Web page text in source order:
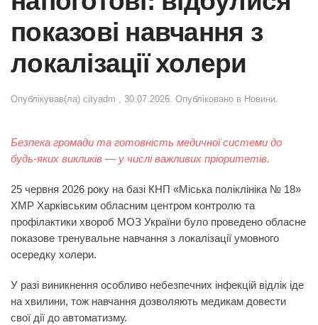
показові навчання з
локалізації холери
Опублікував(ла) cityadm , 30.07.2026. Опубліковано в Новини.
Безпека громади та готовність медичної системи до
будь-яких викликів — у числі важливих пріоритетів.
25 червня 2026 року на базі КНП «Міська поліклініка № 18»
ХМР Харківським обласним центром контролю та
профілактики хвороб МОЗ України було проведено обласне
показове тренувальне навчання з локалізації умовного
осередку холери.
У разі виникнення особливо небезпечних інфекцій відлік іде
на хвилини, тож навчання дозволяють медикам довести
свої дії до автоматизму.